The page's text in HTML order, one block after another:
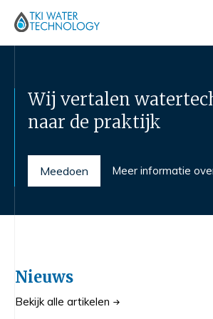
Wij vertalen
naar de praktijk
Meedoen Meer informatie
Nieuws
Bekijk alle artikelen